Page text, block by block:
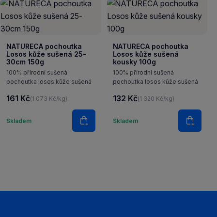
NATURECA pochoutka
Losos kůže sušená 25-
30cm 150g
100% přírodní sušená
pochoutka losos kůže sušená
161 Kč(1 073 Kč/kg)
Skladem
Množství
Do košíku
NATURECA pochoutka
Losos kůže sušená
kousky 100g
100% přírodní sušená
pochoutka losos kůže sušená
132 Kč(1 320 Kč/kg)
Skladem
Množství
Do